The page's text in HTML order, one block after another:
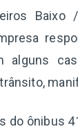
alguns
do ônibus